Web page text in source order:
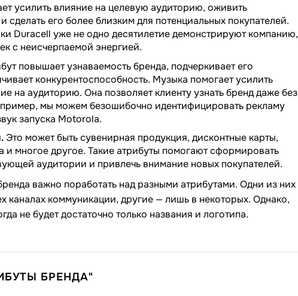
усилить влияние на целевую аудиторию, оживить
сделать его более близким для потенциальных покупателей.
Duracell уже не одно десятилетие демонстрируют компанию,
с неисчерпаемой энергией.
повышает узнаваемость бренда, подчеркивает его
конкурентоспособность. Музыка помогает усилить
на аудиторию. Она позволяет клиенту узнать бренд даже без
мы можем безошибочно идентифицировать рекламу
запуска Motorola.
Это может быть сувенирная продукция, дисконтные карты,
и многое другое. Такие атрибуты помогают сформировать
аудитории и привлечь внимание новых покупателей.
важно поработать над разными атрибутами. Одни из них
каналах коммуникации, другие — лишь в некоторых. Однако,
не будет достаточно только названия и логотипа.
БРЕНДА"